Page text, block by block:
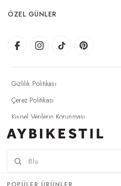
ÖZEL GÜNLER
Gizlilik Politikası
Çerez Politikası
Kişisel Verilerin Korunması
Elektronik Ticaret Aydınlatma Metni